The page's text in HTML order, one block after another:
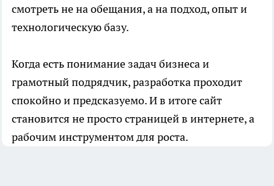
смотреть не на обещания, а на подход, опыт и
технологическую базу.
Когда есть понимание задач бизнеса и
грамотный подрядчик, разработка проходит
спокойно и предсказуемо. И в итоге сайт
становится не просто страницей в интернете, а
рабочим инструментом для роста.